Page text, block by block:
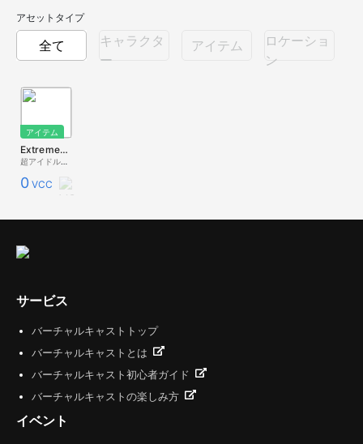
アセットタイプ
全て
キャラクタ
ー
アイテム
ロケーショ
ン
アイテム
Extreme水色系バーチャルキャストアイドルもみーちゃんポスター
0 VCC
サービス
バーチャルキャストトップ
バーチャルキャストとは
バーチャルキャスト初心者ガイド
バーチャルキャストの楽しみ方
イベント